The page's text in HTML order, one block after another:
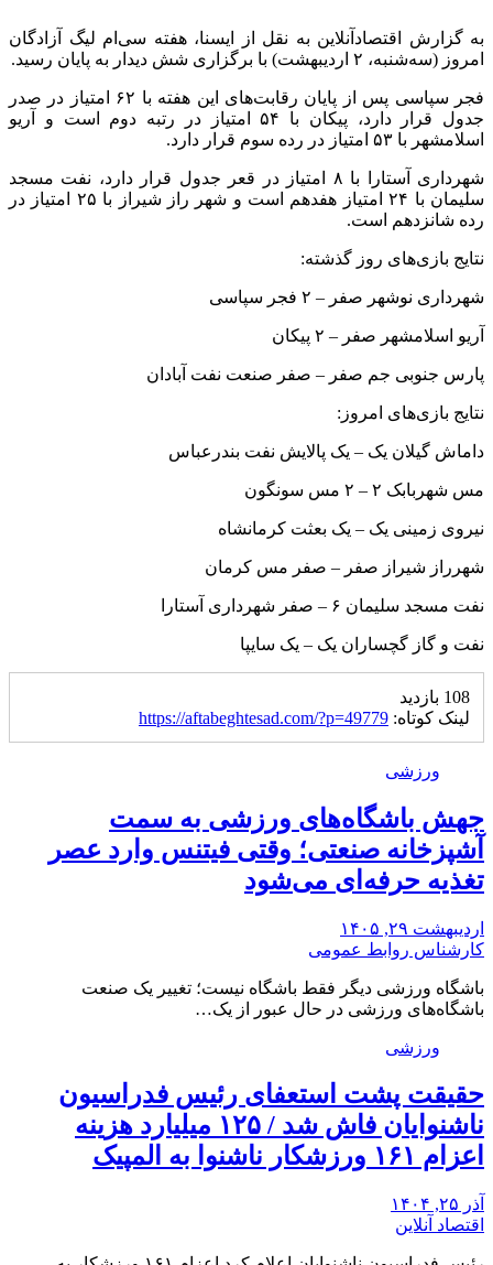
به گزارش اقتصادآنلاین به نقل از ایسنا، هفته سی‌ام لیگ آزادگان
امروز (سه‌شنبه، ۲ اردیبهشت) با برگزاری شش دیدار به پایان رسید.
فجر سپاسی پس از پایان رقابت‌های این هفته با ۶۲ امتیاز در صدر
جدول قرار دارد، پیکان با ۵۴ امتیاز در رتبه دوم است و آریو
اسلامشهر با ۵۳ امتیاز در رده سوم قرار دارد.
شهرداری آستارا با ۸ امتیاز در قعر جدول قرار دارد، نفت مسجد
سلیمان با ۲۴ امتیاز هفدهم است و شهر راز شیراز با ۲۵ امتیاز در
رده شانزدهم است.
نتایج بازی‌های روز گذشته:
شهرداری نوشهر صفر – ۲ فجر سپاسی
آریو اسلامشهر صفر – ۲ پیکان
پارس جنوبی جم صفر – صفر صنعت نفت آبادان
نتایج بازی‌های امروز:
داماش گیلان یک – یک پالایش نفت بندرعباس
مس شهربابک ۲ – ۲ مس سونگون
نیروی زمینی یک – یک بعثت کرمانشاه
شهرراز شیراز صفر – صفر مس‌ کرمان
نفت مسجد سلیمان ۶ – صفر شهرداری آستارا
نفت و گاز گچساران یک – یک سایپا
108 بازدید
لینک کوتاه: https://aftabeghtesad.com/?p=49779
ورزشی
جهش باشگاه‌های ورزشی به سمت
آشپزخانه صنعتی؛ وقتی فیتنس وارد عصر
تغذیه حرفه‌ای می‌شود
اردیبهشت ۲۹, ۱۴۰۵
کارشناس روابط عمومی
باشگاه ورزشی دیگر فقط باشگاه نیست؛ تغییر یک صنعت
باشگاه‌های ورزشی در حال عبور از یک…
ورزشی
حقیقت پشت استعفای رئیس فدراسیون
ناشنوایان فاش شد / ۱۲۵ میلیارد هزینه
اعزام ۱۶۱ ورزشکار ناشنوا به المپیک
آذر ۲۵, ۱۴۰۴
اقتصاد آنلاین